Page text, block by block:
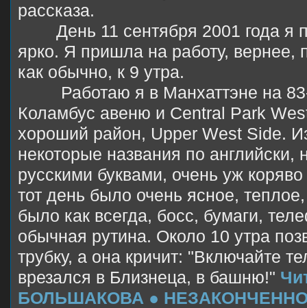
рассказа.
День 11 сентября 2001 года я
ярко. Я пришла на работу, вернее,
как обычно, к 9 утра.
Работаю я в Манхаттэне на
Коламбус авеню и Central Park
хороший район, Upper West Side.
некоторые названия по английски,
русскими буквами, очень уж
тот день было очень ясное,
было как всегда, босс, бумаги,
обычная рутина. Около 10 утра
трубку, а она кричит: "Включайте
врезался в Близнеца, в башню!"
БОЛЬШАКОВА ●